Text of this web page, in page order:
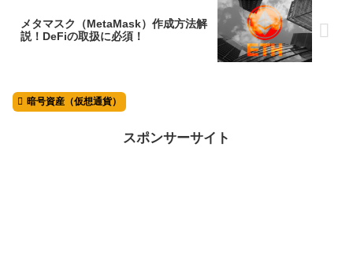
メタマスク（MetaMask）作成方法解
説！DeFiの取扱に必須！
暗号資産（仮想通貨）
スポンサーサイト